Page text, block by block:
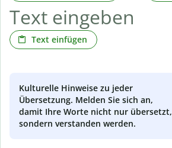
Text einfügen
Kulturelle Hinweise zu jeder
Übersetzung. Melden Sie sich an,
damit Ihre Worte nicht nur übersetzt,
sondern verstanden werden.